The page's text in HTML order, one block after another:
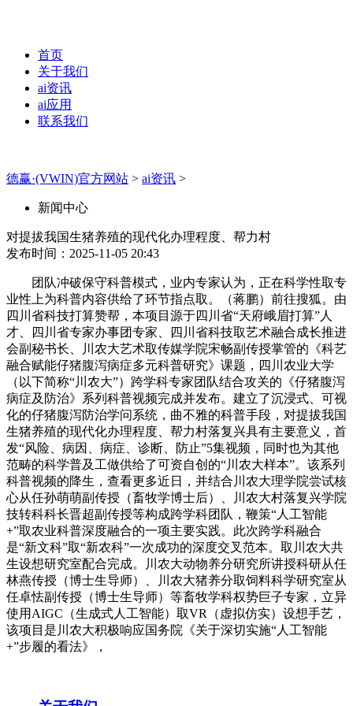
首页
关于我们
ai资讯
ai应用
联系我们
德赢·(VWIN)官方网站 > ai资讯 >
新闻中心
对提拔我国生猪养殖的现代化办理程度、帮力村
发布时间：2025-11-05 20:43
团队冲破保守科普模式，业内专家认为，正在科学性取专
业性上为科普内容供给了环节指点取。（蒋鹏）前往搜狐。由
四川省科技打算赞帮，本项目源于四川省“天府峨眉打算”人
才、四川省专家办事团专家、四川省科技取艺术融合成长推进
会副秘书长、川农大艺术取传媒学院宋畅副传授掌管的《科艺
融合赋能仔猪腹泻病症多元科普研究》课题，四川农业大学
（以下简称“川农大”）跨学科专家团队结合攻关的《仔猪腹泻
病症及防治》系列科普视频完成并发布。建立了沉浸式、可视
化的仔猪腹泻防治学问系统，曲不雅的科普手段，对提拔我国
生猪养殖的现代化办理程度、帮力村落复兴具有主要意义，首
发“风险、病因、病症、诊断、防止”5集视频，同时也为其他
范畴的科学普及工做供给了可资自创的“川农大样本”。该系列
科普视频的降生，查看更多近日，并结合川农大理学院尝试核
心从任孙萌萌副传授（畜牧学博士后）、川农大村落复兴学院
技转科科长晋超副传授等构成跨学科团队，鞭策“人工智能
+”取农业科普深度融合的一项主要实践。此次跨学科融合
是“新文科”取“新农科”一次成功的深度交叉范本。取川农大共
生设想研究室配合完成。川农大动物养分研究所讲授科研从任
林燕传授（博士生导师）、川农大猪养分取饲料科学研究室从
任卓怯副传授（博士生导师）等畜牧学科权势巨子专家，立异
使用AIGC（生成式人工智能）取VR（虚拟仿实）设想手艺，
该项目是川农大积极响应国务院《关于深切实施“人工智能
+”步履的看法》，